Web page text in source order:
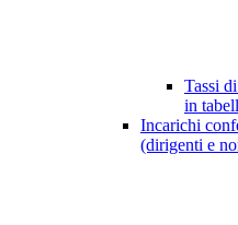
Tassi
in
Incarichi
(dirigenti e